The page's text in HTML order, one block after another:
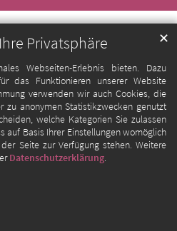
Privatsphäre
Webseiten-Erlebnis bieten. Dazu
das Funktionieren unserer Website
verwenden wir auch Cookies, die
zu anonymen Statistikzwecken genutzt
welche Kategorien Sie zulassen
auf Basis Ihrer Einstellungen womöglich
Seite zur Verfügung stehen. Weitere
Datenschutzerklärung.
✕